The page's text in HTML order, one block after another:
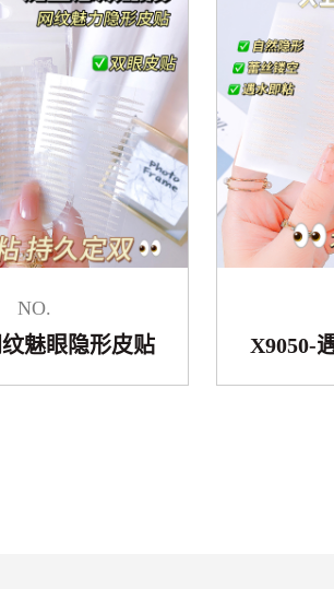
NO.
魅眼隐形皮贴 X9050-